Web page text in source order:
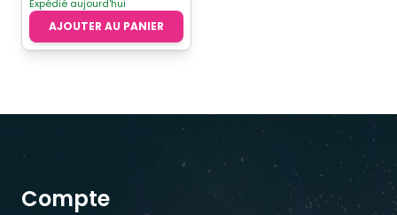
Expédié aujourd'hui
AJOUTER AU PANIER
Compte